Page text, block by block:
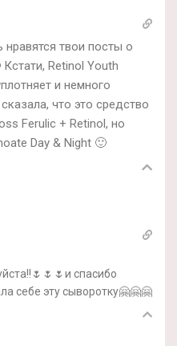
твои посты о
Retinol Youth
и немного
что это средство
Ferulic + Retinol, но
Day & Night 🙂
спасибо
себе эту сыворотку🤗🤗🤗